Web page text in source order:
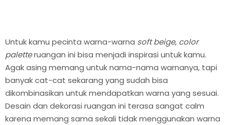
Untuk kamu pecinta warna-warna soft beige, color
paletteruangan ini bisa menjadi inspirasi untuk kamu.
Agak asing memang untuk nama-nama warnanya, tapi
banyak cat-cat sekarang yang sudah bisa
dikombinasikan untuk mendapatkan warna yang sesuai.
Desain dan dekorasi ruangan ini terasa sangat calm
karena memang sama sekali tidak menggunakan warna